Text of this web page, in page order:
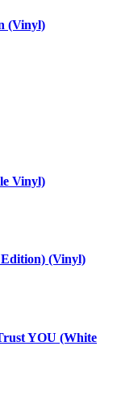
(Vinyl)
Vinyl)
(Vinyl)
YOU (White